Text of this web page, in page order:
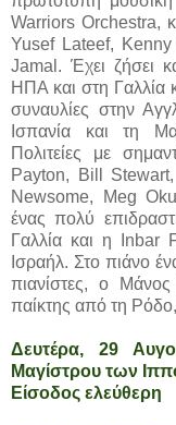
Warriors Orchestra,
Yusef Lateef,
Jamal. Έχει ζήσει
ΗΠΑ και στη Γαλλία
συναυλίες στην
Ισπανία και τη
Πολιτείες με
Payton, Bill
Newsome, Meg
ένας πολύ
Γαλλία και η Inbar
Ισραήλ. Στο πιάνο
πιανίστες, ο
παίκτης από τη
Δευτέρα, 29
Μαγίστρου των
Είσοδος ελεύθερη